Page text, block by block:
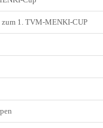
1. TVM-MENKI-CUP